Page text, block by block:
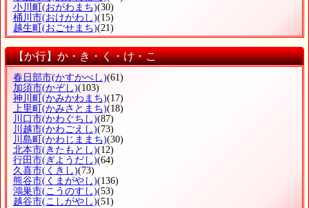
小川町(おがわまち)(30)
桶川市(おけがわし)(15)
越生町(おごせまち)(21)
【か行】か・き・く・け・こ
春日部市(かすかべし)(61)
加須市(かぞし)(103)
神川町 (かみかわまち)(17)
上里町 (かみさとまち)(18)
川口市(かわぐちし)(87)
川越市(かわごえし)(73)
川島町 (かわじままち)(30)
北本市(きたもとし)(12)
行田市(ぎようだし)(64)
久喜市(くきし)(73)
熊谷市(くまがやし)(136)
鴻巣市(こうのすし)(53)
越谷市(こしがやし)(51)